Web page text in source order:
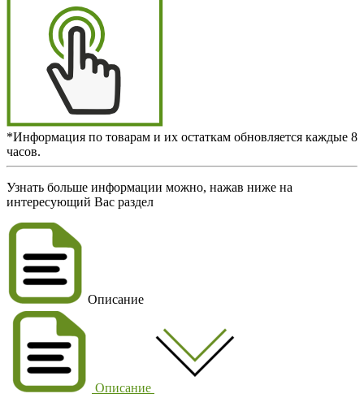
*Информация по товарам и их остаткам обновляется каждые 8
часов.
Узнать больше информации можно, нажав ниже на
интересующий Вас раздел
Описание
Описание